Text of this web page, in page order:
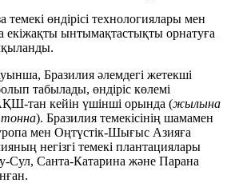
темекі өндірісі технологиялары мен
екіжақты ынтымақтастықты орнатуға
Бразилия әлемдегі жетекші
табылады, өндіріс көлемі
тан кейін үшінші орында (жылына
). Бразилия темекісінің шамамен
мен Оңтүстік-Шығыс Азияға
негізгі темекі плантациялары
Сул, Санта-Катарина және Парана